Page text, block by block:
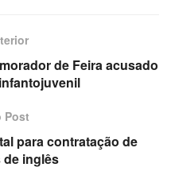
de Feira acusado
Post
para contratação de
inglês